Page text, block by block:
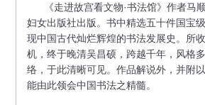
《走进故宫看文物·书法馆》作者马
妇女出版社出版。书中精选五十件国宝
现中国古代灿烂辉煌的书法发展史。所
机，终于晚清吴昌硕，跨越千年，风格
络，于此清晰可见。作品解说外，并附
能由此领会中国书法之精髓。